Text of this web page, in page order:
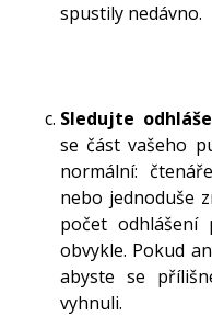
spustily nedávno.
Sledujte
se část vašeho
normální:
nebo jednoduše
počet odhlášení
obvykle. Pokud
abyste se
vyhnuli.